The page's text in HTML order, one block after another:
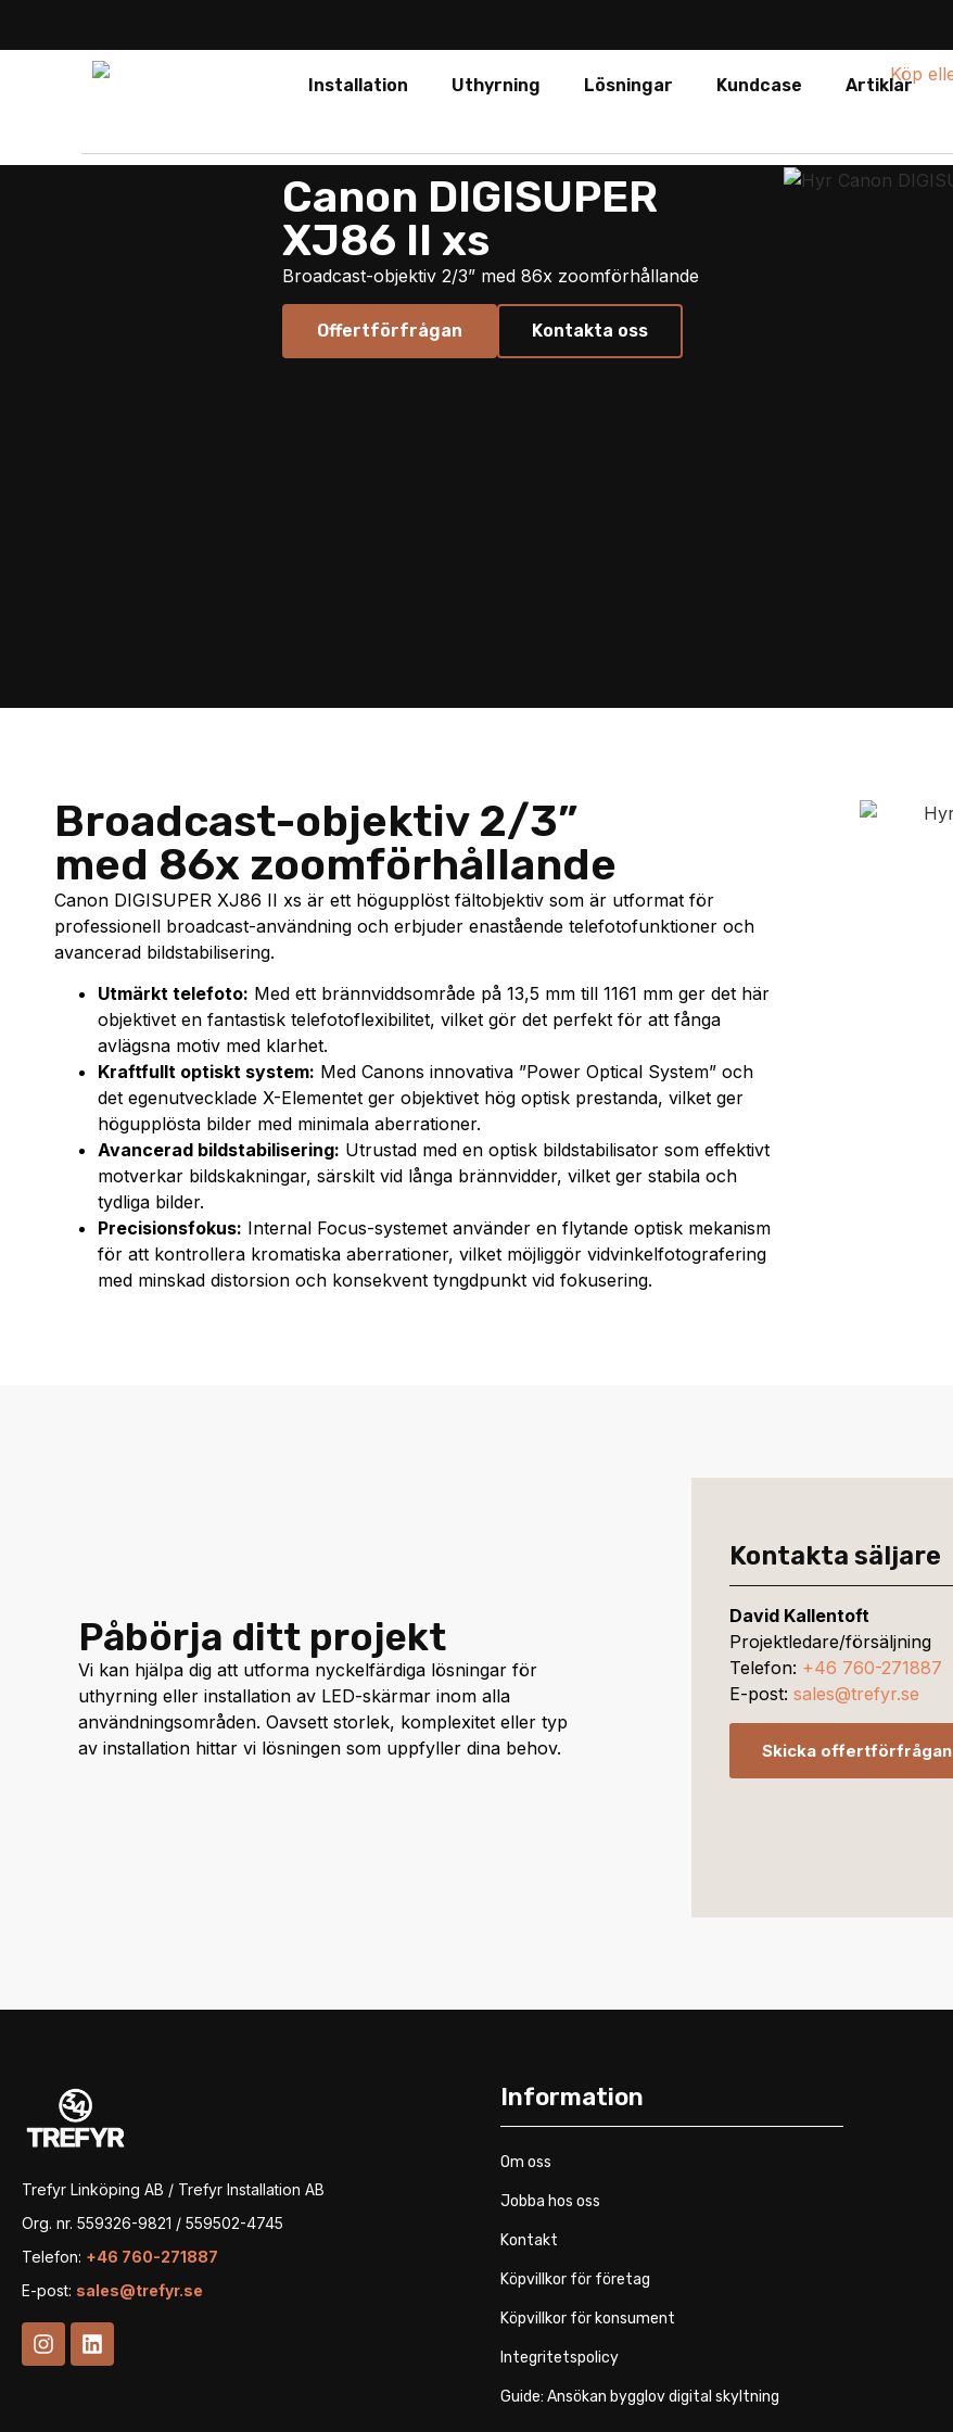
Installation Uthyrning Lösningar Kundcase Artiklar
Canon DIGISUPER
XJ86 II xs
Broadcast-objektiv 2/3” med 86x zoomförhållande
Offertförfrågan Kontakta oss
Broadcast-objektiv 2/3”
med 86x zoomförhållande
Canon DIGISUPER XJ86 II xs är ett högupplöst fältobjektiv som är utformat för
professionell broadcast-användning och erbjuder enastående telefotofunktioner och
avancerad bildstabilisering.
Utmärkt telefoto: Med ett brännviddsområde på 13,5 mm till 1161 mm ger det här
objektivet en fantastisk telefotoflexibilitet, vilket gör det perfekt för att fånga
avlägsna motiv med klarhet.
Kraftfullt optiskt system: Med Canons innovativa ”Power Optical System” och
det egenutvecklade X-Elementet ger objektivet hög optisk prestanda, vilket ger
högupplösta bilder med minimala aberrationer.
Avancerad bildstabilisering: Utrustad med en optisk bildstabilisator som effektivt
motverkar bildskakningar, särskilt vid långa brännvidder, vilket ger stabila och
tydliga bilder.
Precisionsfokus: Internal Focus-systemet använder en flytande optisk mekanism
för att kontrollera kromatiska aberrationer, vilket möjliggör vidvinkelfotografering
med minskad distorsion och konsekvent tyngdpunkt vid fokusering.
Påbörja ditt projekt
Vi kan hjälpa dig att utforma nyckelfärdiga lösningar för
uthyrning eller installation av LED-skärmar inom alla
användningsområden. Oavsett storlek, komplexitet eller typ
av installation hittar vi lösningen som uppfyller dina behov.
Kontakta säljare
David Kallentoft
Projektledare/försäljning
Telefon: +46 760-271887
E-post:sales@trefyr.se
Skicka offertförfrågan
Trefyr Linköping AB / Trefyr Installation AB
Org. nr. 559326-9821 / 559502-4745
Telefon: +46 760-271887
E-post: sales@trefyr.se
Information
Om oss
Jobba hos oss
Kontakt
Köpvillkor för företag
Köpvillkor för konsument
Integritetspolicy
Guide: Ansökan bygglov digital skyltning